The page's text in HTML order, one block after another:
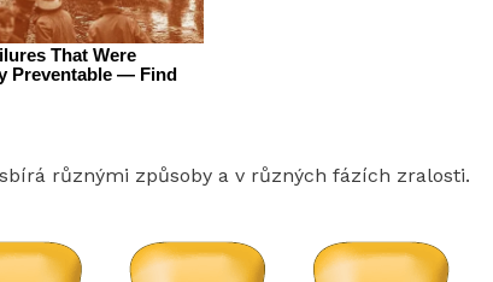
různými způsoby a v různých fázích zralosti.